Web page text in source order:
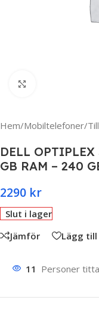
Hem/Mobiltelefoner/
DELL
GB RAM – 240
2290 kr
Slut i lager
Jämför
Lägg
11 Personer